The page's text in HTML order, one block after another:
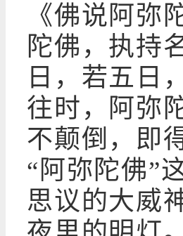
《佛说阿弥
陀佛，执持
日，若五日
往时，阿弥
不颠倒，即
“阿弥陀佛”
思议的大威